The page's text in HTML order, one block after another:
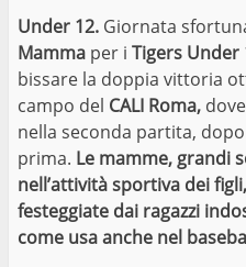
Under 12. Giornata
Mamma per i Tigers Under
bissare la doppia vittoria
campo del CALI Roma,
nella seconda partita,
prima. Le mamme, grandi
nell’attività sportiva dei
festeggiate dai ragazzi
come usa anche nel